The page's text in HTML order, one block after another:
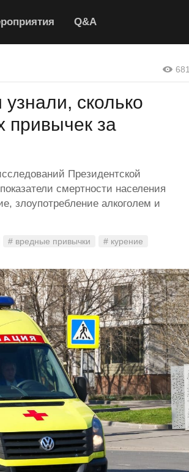
Q&A
681
сколько
привычек за
Президентской
смертности населения
злоупотребление алкоголем и
# вредные привычки
# курение